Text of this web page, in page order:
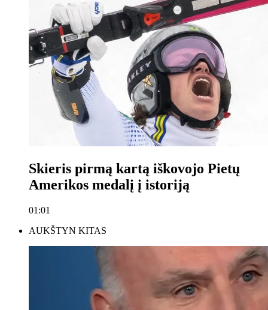
Skieris pirmą kartą iškovojo Pietų
Amerikos medalį į istoriją
01:01
AUKŠTYN KITAS